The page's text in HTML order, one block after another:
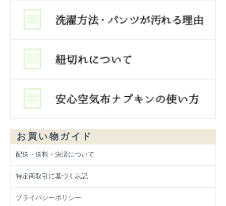
お買い物ガイド
配送・送料・決済について
特定商取引に基づく表記
プライバシーポリシー